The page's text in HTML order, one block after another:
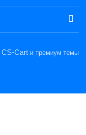
CS-Cart и премиум темы